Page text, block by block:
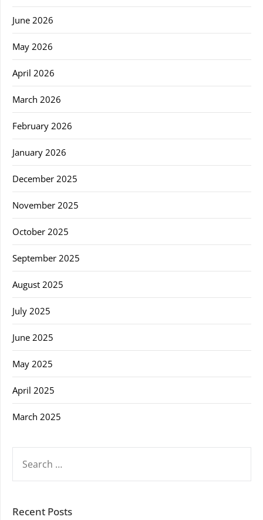
June 2026
May 2026
April 2026
March 2026
February 2026
January 2026
December 2025
November 2025
October 2025
September 2025
August 2025
July 2025
June 2025
May 2025
April 2025
March 2025
FOR:
Recent Posts